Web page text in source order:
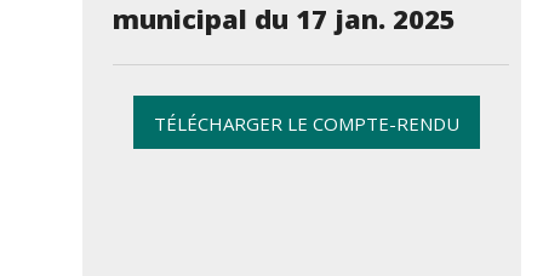
municipal du 17 jan. 2025
TÉLÉCHARGER LE COMPTE-RENDU